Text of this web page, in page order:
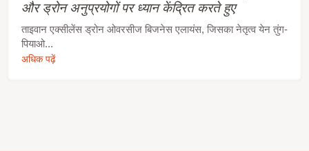
और ड्रोन अनुप्रयोगों पर ध्यान केंद्रित करते हुए
ताइवान एक्सीलेंस ड्रोन ओवरसीज बिजनेस एलायंस, जिसका नेतृत्व येन तुंग-
पियाओ...
अधिक पढ़ें